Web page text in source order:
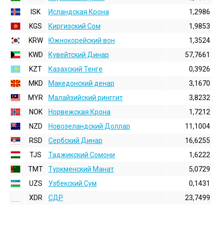
ISK
Исландская Крона
1,2986
KGS
Киргизский Сом
1,9853
KRW
Южнокорейский вон
1,3524
KWD
Кувейтский Динар
57,7661
KZT
Казахский Тенге
0,3926
MKD
Македонский денар
3,1670
MYR
Малайзийский ринггит
3,8232
NOK
Норвежская Крона
1,7212
NZD
Новозеландский Доллар
11,1004
RSD
Сербский Динар
16,6255
TJS
Таджикский Сомони
1,6222
TMT
Туркменский Манат
5,0729
UZS
Узбекский Сум
0,1431
XDR
СДР 23,7499